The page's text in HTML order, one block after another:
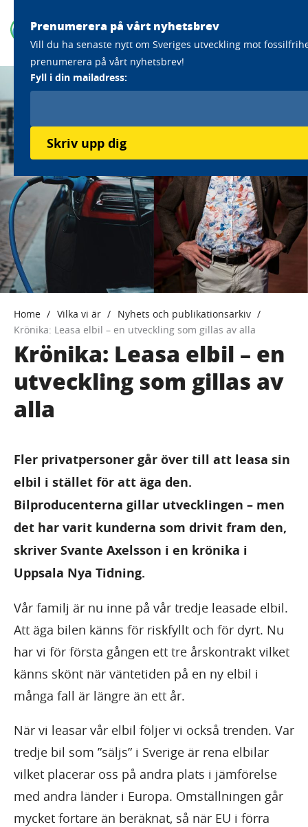
Home Vilka vi är
Nyhets och publikationsarkiv
Krönika: Leasa elbil – en utveckling som gillas av alla
Krönika: Leasa elbil – en
utveckling som gillas av
alla
Fler privatpersoner går över till att leasa sin
elbil i stället för att äga den.
Bilproducenterna gillar utvecklingen – men
det har varit kunderna som drivit fram den,
skriver Svante Axelsson i en krönika i
Uppsala Nya Tidning.
Vår familj är nu inne på vår tredje leasade elbil.
Att äga bilen känns för riskfyllt och för dyrt. Nu
har vi för första gången ett tre årskontrakt vilket
känns skönt när väntetiden på en ny elbil i
många fall är längre än ett år.
När vi leasar vår elbil följer vi också trenden. Var
tredje bil som ”säljs” i Sverige är rena elbilar
vilket placerar oss på andra plats i jämförelse
med andra länder i Europa. Omställningen går
mycket fortare än beräknat, så när EU i förra
Prenumerera på vårt nyhetsbrev
Vill du ha senaste nytt om Sveriges utveckling mot
prenumerera på vårt nyhetsbrev!
Fyll i din mailadress:
Skriv upp dig